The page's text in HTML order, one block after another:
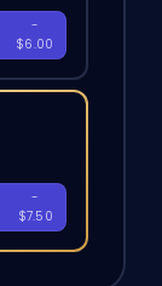
-
$6.00
-
$7.50